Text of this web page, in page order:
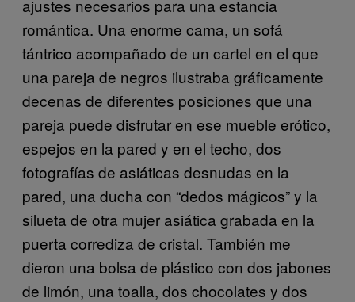
ajustes necesarios para una estancia
romántica. Una enorme cama, un sofá
tántrico acompañado de un cartel en el que
una pareja de negros ilustraba gráficamente
decenas de diferentes posiciones que una
pareja puede disfrutar en ese mueble erótico,
espejos en la pared y en el techo, dos
fotografías de asiáticas desnudas en la
pared, una ducha con “dedos mágicos” y la
silueta de otra mujer asiática grabada en la
puerta corrediza de cristal. También me
dieron una bolsa de plástico con dos jabones
de limón, una toalla, dos chocolates y dos